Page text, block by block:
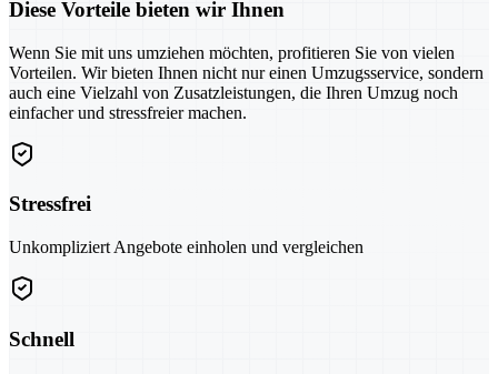
Diese Vorteile bieten wir Ihnen
Wenn Sie mit uns umziehen möchten, profitieren Sie von vielen
Vorteilen. Wir bieten Ihnen nicht nur einen Umzugsservice, sondern
auch eine Vielzahl von Zusatzleistungen, die Ihren Umzug noch
einfacher und stressfreier machen.
Stressfrei
Unkompliziert Angebote einholen und vergleichen
Schnell